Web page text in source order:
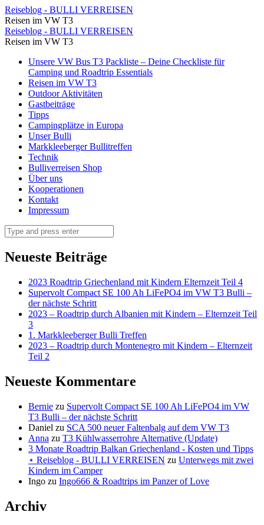
Bergplatteau
⋆
Reiseblog
BULLI
VERREISEN
Reiseblog - BULLI VERREISEN
Reisen im VW T3
Bergplatteau
⋆
Reiseblog
BULLI
VERREISEN
Reiseblog - BULLI VERREISEN
Reisen im VW T3
Skip
content
Unsere VW Bus T3 Packliste – Deine Checkliste für
Camping und Roadtrip Essentials
Reisen im VW T3
Outdoor Aktivitäten
Gastbeiträge
Tipps
Campingplätze in Europa
Unser Bulli
Markkleeberger Bullitreffen
Technik
Bulliverreisen Shop
Über uns
Kooperationen
Kontakt
Impressum
Search
Neueste Beiträge
2023 Roadtrip Griechenland mit Kindern Elternzeit Teil 4
Supervolt Compact SE 100 Ah LiFePO4 im VW T3 Bulli –
der nächste Schritt
2023 – Roadtrip durch Albanien mit Kindern – Elternzeit Teil
3
1. Markkleeberger Bulli Treffen
2023 – Roadtrip durch Montenegro mit Kindern – Elternzeit
Teil 2
Neueste Kommentare
Bernie zu Supervolt Compact SE 100 Ah LiFePO4 im VW
T3 Bulli – der nächste Schritt
Daniel zu SCA 500 neuer Faltenbalg auf dem VW T3
Anna zu T3 Kühlwasserrohre Alternative (Update)
3 Monate Roadtrip Balkan Griechenland - Kosten und Tipps
⋆ Reiseblog - BULLI VERREISEN zu Unterwegs mit zwei
Kindern im Camper
Ingo zu Ingo666 & Roadtrips im Panzer of Love
Archiv